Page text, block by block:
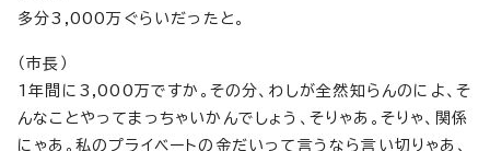
多分3,000万ぐらいだったと。
（市長）
1年間に3,000万ですか。その分、わしが全然知らんのによ、そ
んなことやってまっちゃいかんでしょう、そりゃあ。そりゃ、関係
にゃあ。私のプライベートの金だいって言うなら言い切りゃあ、